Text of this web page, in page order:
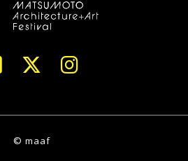
© maaf